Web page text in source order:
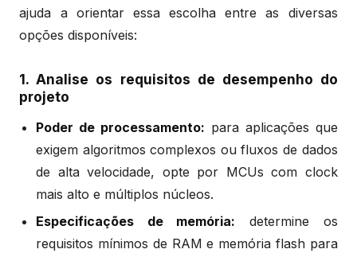
ajuda a orientar essa escolha entre as diversas
opções disponíveis:
1. Analise os requisitos de desempenho do
projeto
Poder de processamento: para aplicações que
exigem algoritmos complexos ou fluxos de dados
de alta velocidade, opte por MCUs com clock
mais alto e múltiplos núcleos.
Especificações de memória: determine os
requisitos mínimos de RAM e memória flash para